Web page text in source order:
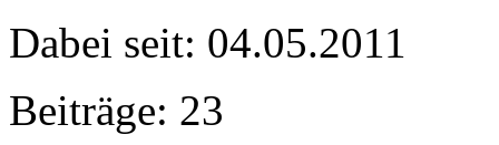
Dabei seit: 04.05.2011
Beiträge: 23